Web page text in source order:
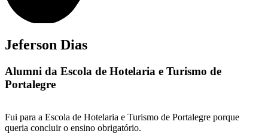
Jeferson Dias
Alumni da Escola de Hotelaria e Turismo de
Portalegre
Fui para a Escola de Hotelaria e Turismo de Portalegre porque
queria concluir o ensino obrigatório.